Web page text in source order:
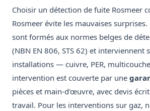
Choisir un détection de fuite Rosmeer
Rosmeer évite les mauvaises
sont formés aux normes belges de
(NBN EN 806, STS 62) et interviennent
installations — cuivre, PER,
intervention est couverte par une
pièces et main-d'œuvre, avec devis
travail. Pour les interventions sur gaz,